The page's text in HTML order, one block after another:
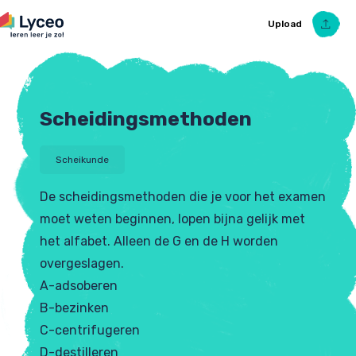
Upload
Upload Ezelsbruggetje
Scheidingsmethoden
Scheikunde
De scheidingsmethoden die je voor het examen
moet weten beginnen, lopen bijna gelijk met
het alfabet. Alleen de G en de H worden
overgeslagen.
A-adsoberen
B-bezinken
C-centrifugeren
D-destilleren